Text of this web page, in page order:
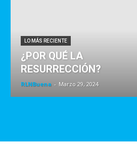
LO MÁS RECIENTE
¿POR QUÉ LA
RESURRECCIÓN?
RLNBuena - Marzo 29, 2024